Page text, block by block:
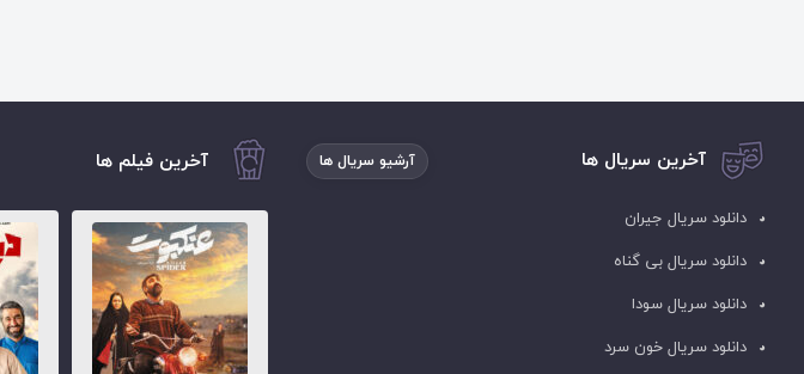
آخرین سریال ها آرشیو سریال ها
دانلود سریال جیران
دانلود سریال بی گناه
دانلود سریال سودا
دانلود سریال خون سرد
آخرین فیلم ها